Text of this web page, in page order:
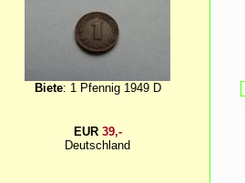
Biete: 1 Pfennig 1949 D
EUR39,-
Deutschland